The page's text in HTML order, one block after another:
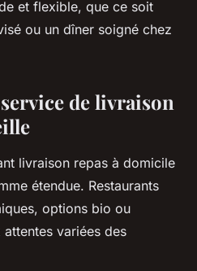
et flexible, que ce soit
ou un dîner soigné chez
de livraison
livraison repas à domicile
étendue. Restaurants
options bio ou
variées des